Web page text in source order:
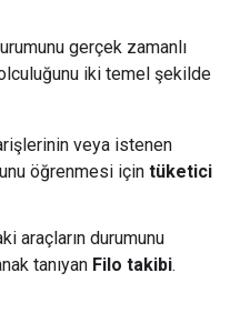
gerçek zamanlı
iki temel şekilde
veya istenen
öğrenmesi için tüketici
araçların durumunu
tanıyan Filo takibi.